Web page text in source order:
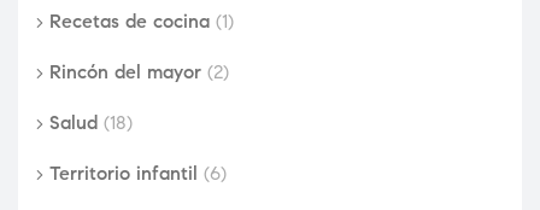
Recetas de cocina (1)
Rincón del mayor (2)
Salud (18)
Territorio infantil (6)